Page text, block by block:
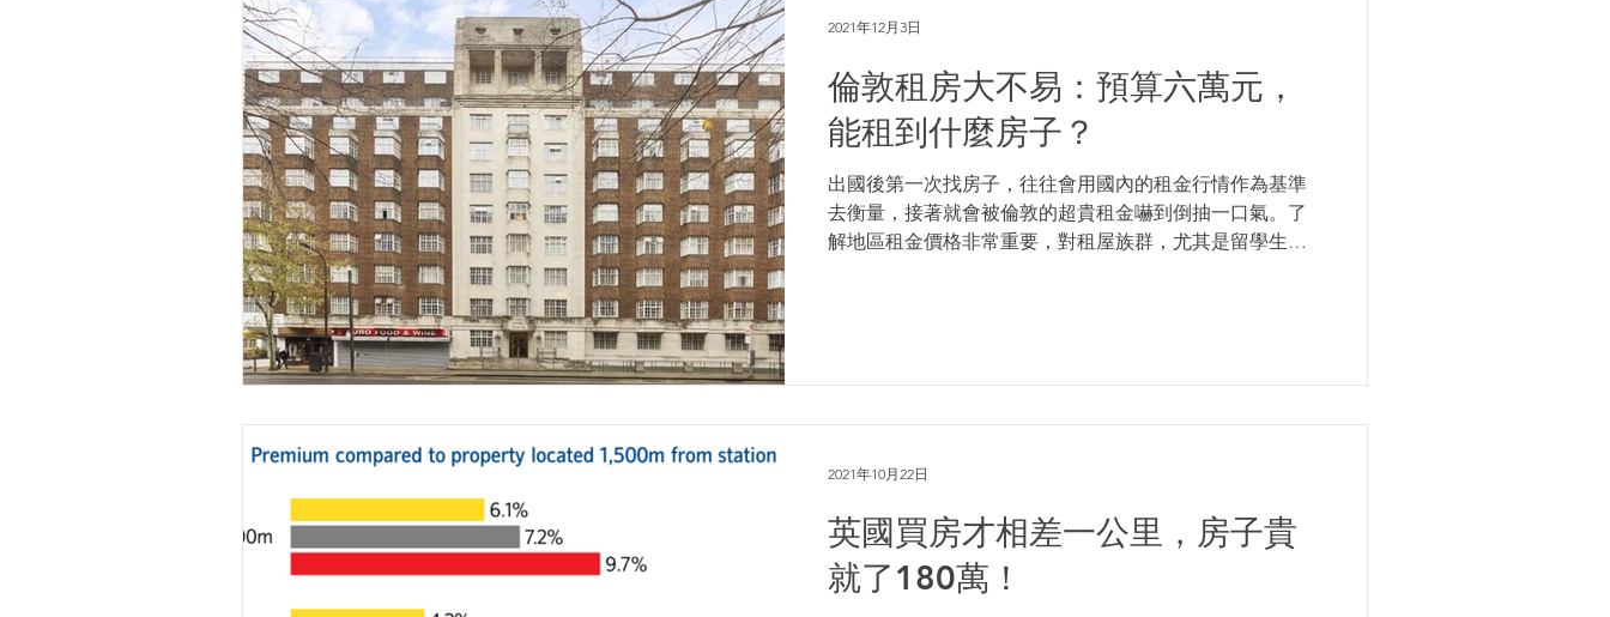
倫敦租房大不易：預算六萬元，
能租到什麼房子？
出國後第一次找房子，往往會用國內的租金行情作為基準
去衡量，接著就會被倫敦的超貴租金嚇到倒抽一口氣。了
解地區租金價格非常重要，對租屋族群，尤其是留學生來
2021年12月3日
英國買房才相差一公里，房子貴
就了180萬！
2021年10月22日